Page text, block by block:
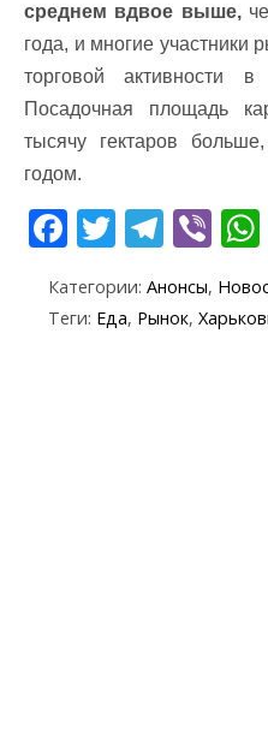
среднем вдвое выше,
года, и многие участники
торговой активности
Посадочная площадь
тысячу гектаров
годом.
F
e
T
itt
er
T
e
gr
Vi
er
Категории: Анонсы,
Теги: Еда, Рынок,